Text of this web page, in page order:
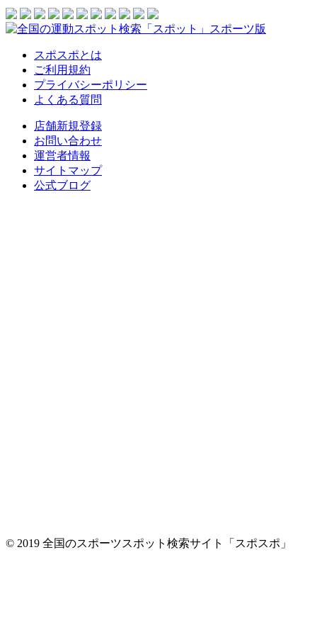
スポスポとは
ご利用規約
プライバシーポリシー
よくある質問
店舗新規登録
お問い合わせ
運営者情報
サイトマップ
公式ブログ
© 2019 全国のスポーツスポット検索サイト「スポスポ」